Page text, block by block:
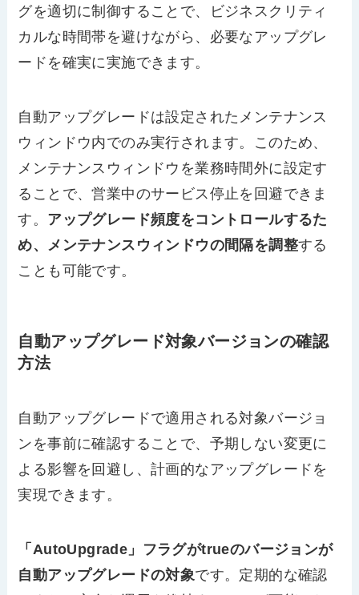
グを適切に制御することで、ビジネスクリティ
カルな時間帯を避けながら、必要なアップグレ
ードを確実に実施できます。
自動アップグレードは設定されたメンテナンス
ウィンドウ内でのみ実行されます。このため、
メンテナンスウィンドウを業務時間外に設定す
ることで、営業中のサービス停止を回避できま
す。 アップグレード頻度をコントロールするた
め、メンテナンスウィンドウの間隔を調整する
ことも可能です。
自動アップグレード対象バージョンの確認
方法
自動アップグレードで適用される対象バージョ
ンを事前に確認することで、予期しない変更に
よる影響を回避し、計画的なアップグレードを
実現できます。
「AutoUpgrade」フラグがtrueのバージョンが
自動アップグレードの対象です。定期的な確認